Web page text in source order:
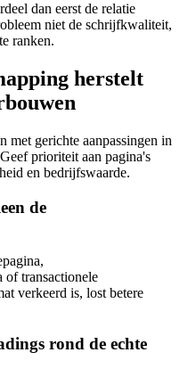
dan eerst de relatie
niet de schrijfkwaliteit,
ranken.
herstelt
met gerichte aanpassingen in
prioriteit aan pagina's
en bedrijfswaarde.
de
of transactionele
verkeerd is, lost betere
rond de echte